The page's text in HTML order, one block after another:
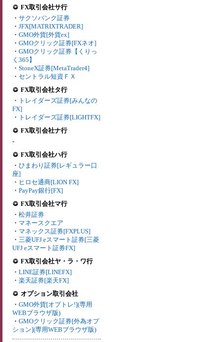
FX取引会社サ行
・ サクソバンク証券
・ JFX[MATRIXTRADER]
・ GMO外貨[外貨ex]
・ GMOクリック証券[FXネオ]
・ GMOクリック証券【くりっ
く365】
・ StoneX証券[MetaTrader4]
・ セントラル短資ＦＸ
FX取引会社タ行
・ トレイダーズ証券[みんなの
FX]
・ トレイダーズ証券[LIGHTFX]
FX取引会社ナ行
-
FX取引会社ハ行
・ ひまわり証券[レギュラー口
座]
・ ヒロセ通商[LION FX]
・ PayPay銀行[FX]
FX取引会社マ行
・ 松井証券
・ マネースクエア
・ マネックス証券[FXPLUS]
・ 三菱UFJ eスマート証券[三菱
UFJ eスマート証券FX]
FX取引会社ヤ・ラ・ワ行
・ LINE証券[LINEFX]
・ 楽天証券[楽天FX]
オプション取引会社
・ GMO外貨[オプトレ!](専用
WEBブラウザ版)
・ GMOクリック証券[外為オプ
ション](専用WEBブラウザ版)